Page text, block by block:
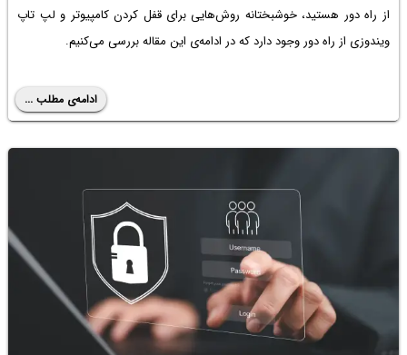
از راه دور هستید، خوشبختانه روش‌هایی برای قفل کردن کامپیوتر و لپ تاپ
ویندوزی از راه دور وجود دارد که در ادامه‌ی این مقاله بررسی می‌کنیم.
ادامه‌ی مطلب ...